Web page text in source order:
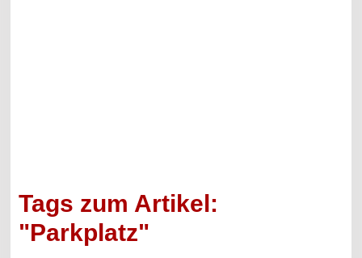
Tags zum Artikel:
"Parkplatz"